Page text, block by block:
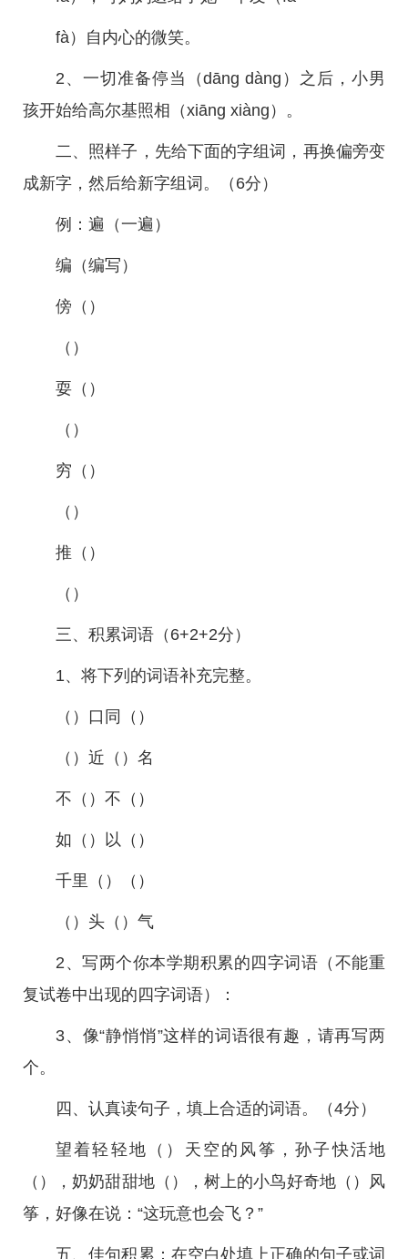
fà）自内心的微笑。
2、一切准备停当（dāng dàng）之后，小男
孩开始给高尔基照相（xiāng xiàng）。
二、照样子，先给下面的字组词，再换偏旁变
成新字，然后给新字组词。（6分）
例：遍（一遍）
编（编写）
傍（）
（）
耍（）
（）
穷（）
（）
推（）
（）
三、积累词语（6+2+2分）
1、将下列的词语补充完整。
（）口同（）
（）近（）名
不（）不（）
如（）以（）
千里（）（）
（）头（）气
2、写两个你本学期积累的四字词语（不能重
复试卷中出现的四字词语）：
3、像“静悄悄”这样的词语很有趣，请再写两
个。
四、认真读句子，填上合适的词语。（4分）
望着轻轻地（）天空的风筝，孙子快活地
（），奶奶甜甜地（），树上的小鸟好奇地（）风
筝，好像在说：“这玩意也会飞？”
五、佳句积累：在空白处填上正确的句子或词